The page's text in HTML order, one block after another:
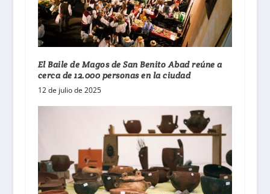
El Baile de Magos de San Benito Abad reúne a
cerca de 12.000 personas en la ciudad
12 de julio de 2025